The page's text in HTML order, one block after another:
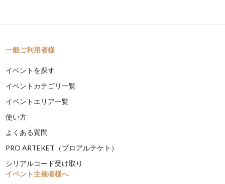
一般ご利用者様
イベントを探す
イベントカテゴリ一覧
イベントエリア一覧
使い方
よくある質問
PRO ARTEKET（プロアルテケト）
シリアルコード受け取り
イベント主催者様へ